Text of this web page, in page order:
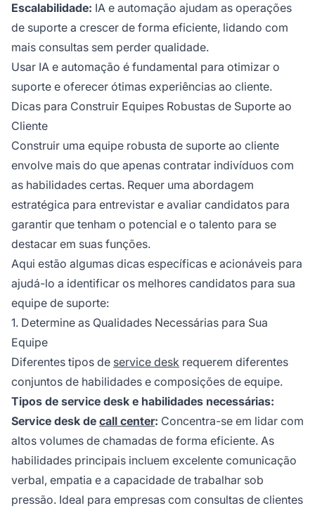
Escalabilidade: IA e automação ajudam as operações
de suporte a crescer de forma eficiente, lidando com
mais consultas sem perder qualidade.
Usar IA e automação é fundamental para otimizar o
suporte e oferecer ótimas experiências ao cliente.
Dicas para Construir Equipes Robustas de Suporte ao
Cliente
Construir uma equipe robusta de suporte ao cliente
envolve mais do que apenas contratar indivíduos com
as habilidades certas. Requer uma abordagem
estratégica para entrevistar e avaliar candidatos para
garantir que tenham o potencial e o talento para se
destacar em suas funções.
Aqui estão algumas dicas específicas e acionáveis para
ajudá-lo a identificar os melhores candidatos para sua
equipe de suporte:
1. Determine as Qualidades Necessárias para Sua
Equipe
Diferentes tipos de service desk requerem diferentes
conjuntos de habilidades e composições de equipe.
Tipos de service desk e habilidades necessárias:
Service desk de call center: Concentra-se em lidar com
altos volumes de chamadas de forma eficiente. As
habilidades principais incluem excelente comunicação
verbal, empatia e a capacidade de trabalhar sob
pressão. Ideal para empresas com consultas de clientes